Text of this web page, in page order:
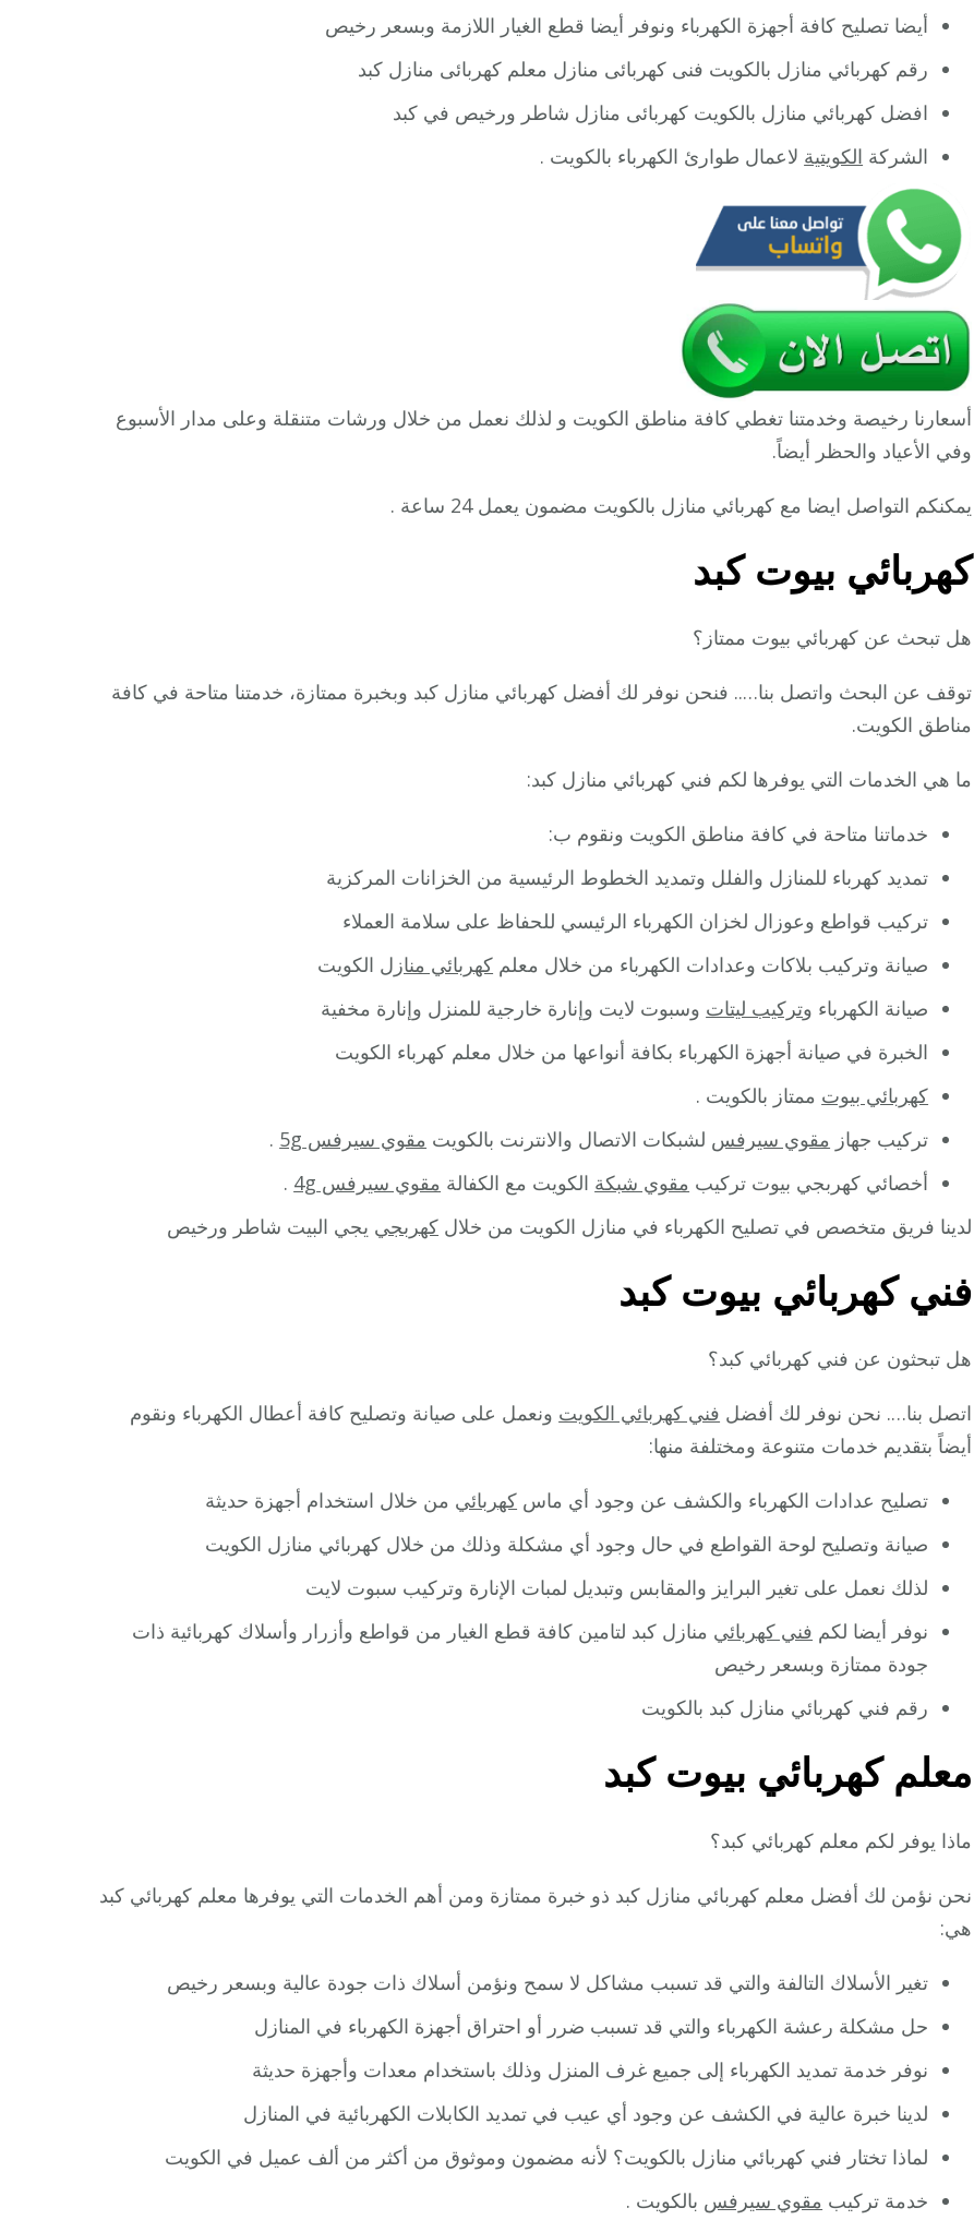
أيضا تصليح كافة أجهزة الكهرباء ونوفر أيضا قطع الغيار اللازمة وبسعر رخيص
رقم كهربائي منازل بالكويت فنى كهربائى منازل معلم كهربائى منازل كبد
افضل كهربائي منازل بالكويت كهربائى منازل شاطر ورخيص في كبد
الشركة الكويتية لاعمال طوارئ الكهرباء بالكويت .
أسعارنا رخيصة وخدمتنا تغطي كافة مناطق الكويت و لذلك نعمل من خلال ورشات متنقلة وعلى مدار الأسبوع
وفي الأعياد والحظر أيضاً.
يمكنكم التواصل ايضا مع كهربائي منازل بالكويت مضمون يعمل 24 ساعة .
كهربائي بيوت كبد
هل تبحث عن كهربائي بيوت ممتاز؟
توقف عن البحث واتصل بنا….. فنحن نوفر لك أفضل كهربائي منازل كبد وبخبرة ممتازة، خدمتنا متاحة في كافة
مناطق الكويت.
ما هي الخدمات التي يوفرها لكم فني كهربائي منازل كبد:
خدماتنا متاحة في كافة مناطق الكويت ونقوم ب:
تمديد كهرباء للمنازل والفلل وتمديد الخطوط الرئيسية من الخزانات المركزية
تركيب قواطع وعوزال لخزان الكهرباء الرئيسي للحفاظ على سلامة العملاء
صيانة وتركيب بلاكات وعدادات الكهرباء من خلال معلم كهربائي منازل الكويت
صيانة الكهرباء وتركيب ليتات وسبوت لايت وإنارة خارجية للمنزل وإنارة مخفية
الخبرة في صيانة أجهزة الكهرباء بكافة أنواعها من خلال معلم كهرباء الكويت
كهربائي بيوت ممتاز بالكويت .
تركيب جهاز مقوي سيرفس لشبكات الاتصال والانترنت بالكويت مقوي سيرفس 5g
.
أخصائي كهربجي بيوت تركيب مقوي شبكة الكويت مع الكفالة مقوي سيرفس 4g
.
لدينا فريق متخصص في تصليح الكهرباء في منازل الكويت من خلال كهربجي يجي البيت شاطر ورخيص
فني كهربائي بيوت كبد
هل تبحثون عن فني كهربائي كبد؟
اتصل بنا…. نحن نوفر لك أفضل فني كهربائي الكويت ونعمل على صيانة وتصليح كافة أعطال الكهرباء ونقوم
أيضاً بتقديم خدمات متنوعة ومختلفة منها:
تصليح عدادات الكهرباء والكشف عن وجود أي ماس كهربائي من خلال استخدام أجهزة حديثة
صيانة وتصليح لوحة القواطع في حال وجود أي مشكلة وذلك من خلال كهربائي منازل الكويت
لذلك نعمل على تغير البرايز والمقابس وتبديل لمبات الإنارة وتركيب سبوت لايت
نوفر أيضا لكم فني كهربائي منازل كبد لتامين كافة قطع الغيار من قواطع وأزرار وأسلاك كهربائية ذات
جودة ممتازة وبسعر رخيص
رقم فني كهربائي منازل كبد بالكويت
معلم كهربائي بيوت كبد
ماذا يوفر لكم معلم كهربائي كبد؟
نحن نؤمن لك أفضل معلم كهربائي منازل كبد ذو خبرة ممتازة ومن أهم الخدمات التي يوفرها معلم كهربائي كبد
هي:
تغير الأسلاك التالفة والتي قد تسبب مشاكل لا سمح ونؤمن أسلاك ذات جودة عالية وبسعر رخيص
حل مشكلة رعشة الكهرباء والتي قد تسبب ضرر أو احتراق أجهزة الكهرباء في المنازل
نوفر خدمة تمديد الكهرباء إلى جميع غرف المنزل وذلك باستخدام معدات وأجهزة حديثة
لدينا خبرة عالية في الكشف عن وجود أي عيب في تمديد الكابلات الكهربائية في المنازل
لماذا تختار فني كهربائي منازل بالكويت؟ لأنه مضمون وموثوق من أكثر من ألف عميل في الكويت
خدمة تركيب مقوي سيرفس بالكويت .